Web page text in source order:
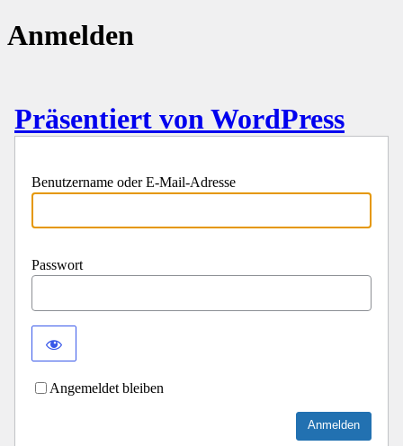
Anmelden
Präsentiert von WordPress
Benutzername oder E-Mail-Adresse
Passwort
Angemeldet bleiben